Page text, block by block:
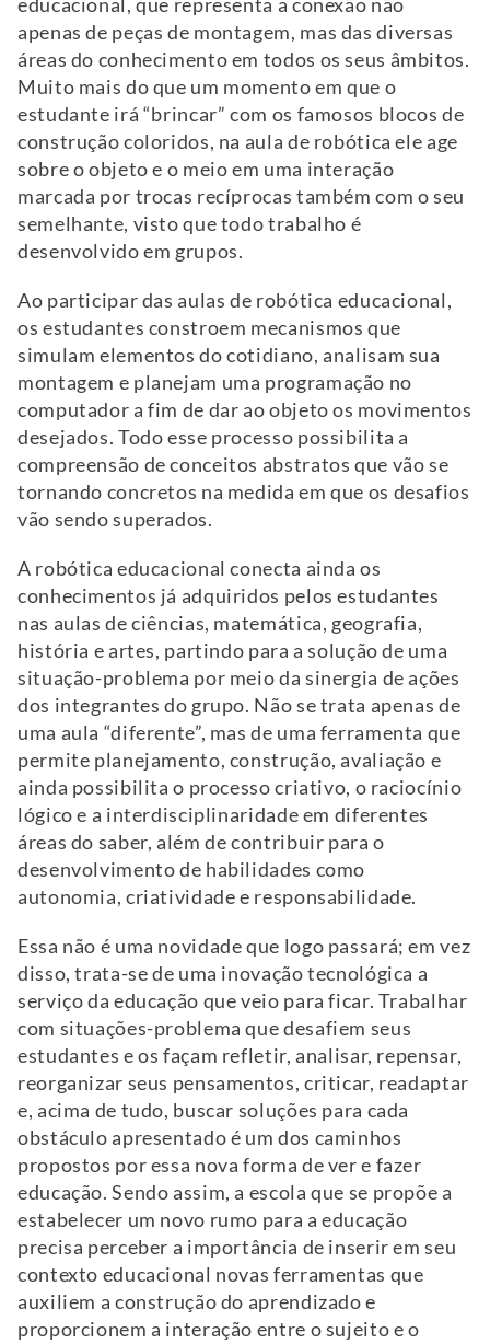
educacional, que representa a conexão não
apenas de peças de montagem, mas das diversas
áreas do conhecimento em todos os seus âmbitos.
Muito mais do que um momento em que o
estudante irá “brincar” com os famosos blocos de
construção coloridos, na aula de robótica ele age
sobre o objeto e o meio em uma interação
marcada por trocas recíprocas também com o seu
semelhante, visto que todo trabalho é
desenvolvido em grupos.
Ao participar das aulas de robótica educacional,
os estudantes constroem mecanismos que
simulam elementos do cotidiano, analisam sua
montagem e planejam uma programação no
computador a fim de dar ao objeto os movimentos
desejados. Todo esse processo possibilita a
compreensão de conceitos abstratos que vão se
tornando concretos na medida em que os desafios
vão sendo superados.
A robótica educacional conecta ainda os
conhecimentos já adquiridos pelos estudantes
nas aulas de ciências, matemática, geografia,
história e artes, partindo para a solução de uma
situação-problema por meio da sinergia de ações
dos integrantes do grupo. Não se trata apenas de
uma aula “diferente”, mas de uma ferramenta que
permite planejamento, construção, avaliação e
ainda possibilita o processo criativo, o raciocínio
lógico e a interdisciplinaridade em diferentes
áreas do saber, além de contribuir para o
desenvolvimento de habilidades como
autonomia, criatividade e responsabilidade.
Essa não é uma novidade que logo passará; em vez
disso, trata-se de uma inovação tecnológica a
serviço da educação que veio para ficar. Trabalhar
com situações-problema que desafiem seus
estudantes e os façam refletir, analisar, repensar,
reorganizar seus pensamentos, criticar, readaptar
e, acima de tudo, buscar soluções para cada
obstáculo apresentado é um dos caminhos
propostos por essa nova forma de ver e fazer
educação. Sendo assim, a escola que se propõe a
estabelecer um novo rumo para a educação
precisa perceber a importância de inserir em seu
contexto educacional novas ferramentas que
auxiliem a construção do aprendizado e
proporcionem a interação entre o sujeito e o